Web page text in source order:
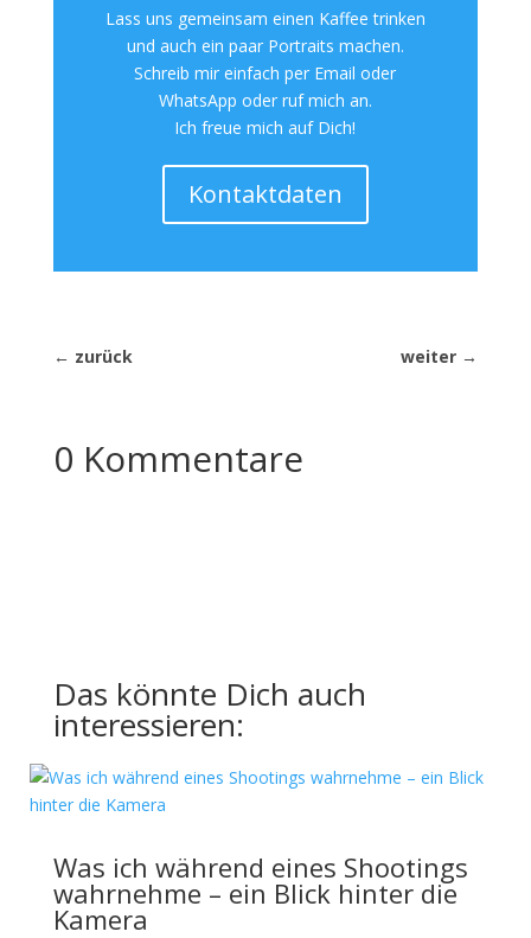
Lass uns gemeinsam einen Kaffee trinken
und auch ein paar Portraits machen.
Schreib mir einfach per Email oder
WhatsApp oder ruf mich an.
Ich freue mich auf Dich!
Kontaktdaten
← zurück weiter →
0 Kommentare
Das könnte Dich auch
interessieren:
Was ich während eines Shootings
wahrnehme – ein Blick hinter die
Kamera